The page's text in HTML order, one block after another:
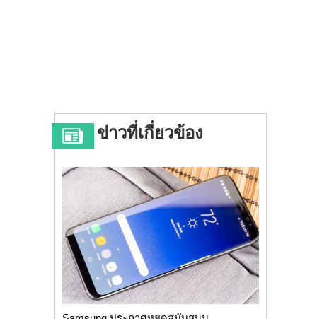
ข่าวที่เกี่ยวข้อง